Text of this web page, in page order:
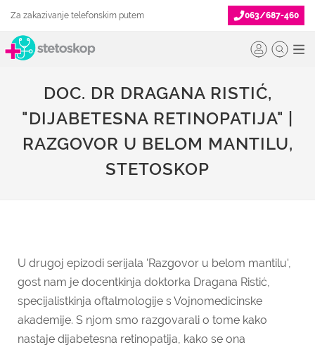
Za zakazivanje telefonskim putem 063/687-460
DOC. DR DRAGANA RISTIĆ,
"DIJABETESNA RETINOPATIJA" |
RAZGOVOR U BELOM MANTILU,
STETOSKOP
U drugoj epizodi serijala 'Razgovor u belom mantilu',
gost nam je docentkinja doktorka Dragana Ristić,
specijalistkinja oftalmologije s Vojnomedicinske
akademije. S njom smo razgovarali o tome kako
nastaje dijabetesna retinopatija, kako se ona